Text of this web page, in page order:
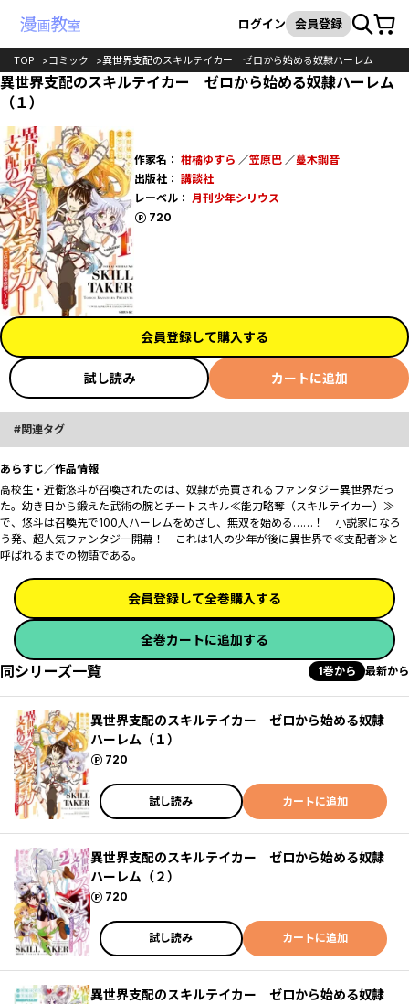
検索
ログイン 会員登録カート
TOP コミック 異世界支配のスキルテイカー ゼロから始める奴隷ハーレム
異世界支配のスキルテイカー ゼロから始める奴隷ハーレム
（１）
作家名： 柑橘ゆすら ／笠原巴／蔓木鋼音
出版社： 講談社
レーベル： 月刊少年シリウス
720
ポイント
会員登録して購入する
試し読み カートに追加
関連タグ
あらすじ／作品情報
高校生・近衛悠斗が召喚されたのは、奴隷が売買されるファンタジー異世界だっ
た。幼き日から鍛えた武術の腕とチートスキル≪能力略奪（スキルテイカー）≫
で、悠斗は召喚先で100人ハーレムをめざし、無双を始める……！ 小説家になろ
う発、超人気ファンタジー開幕！ ――これは1人の少年が後に異世界で≪支配者≫と
呼ばれるまでの物語である。
会員登録して全巻購入する
全巻カートに追加する
同シリーズ一覧 1巻から 最新から
異世界支配のスキルテイカー ゼロから始める奴隷
ハーレム（１）
720
ポイント
試し読み カートに追加
異世界支配のスキルテイカー ゼロから始める奴隷
ハーレム（２）
720
ポイント
試し読み カートに追加
異世界支配のスキルテイカー ゼロから始める奴隷